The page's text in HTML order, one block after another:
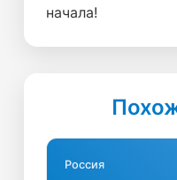
начала!
Россия